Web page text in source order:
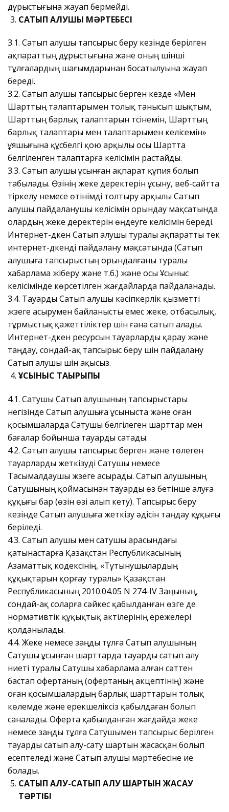
дұрыстығына жауап бермейді.
САТЫП АЛУШЫ МӘРТЕБЕСІ
3.1. Сатып алушы тапсырыс беру кезінде берілген
ақпараттың дұрыстығына және оның үшінші
тұлғалардың шағымдарынан босатылуына жауап
береді.
3.2. Сатып алушы тапсырыс берген кезде «Мен
Шарттың талаптарымен толық танысып шықтым,
Шарттың барлық талаптарын түсінемін, Шарттың
барлық талаптары мен талаптарымен келісемін»
ұяшығына құсбелгі қою арқылы осы Шартта
белгіленген талаптарға келісімін растайды.
3.3. Сатып алушы ұсынған ақпарат құпия болып
табылады. Өзінің жеке деректерін ұсыну, веб-сайтта
тіркелу немесе өтінімді толтыру арқылы Сатып
алушы пайдаланушы келісімін орындау мақсатында
олардың жеке деректерін өңдеуге келісімін береді.
Интернет-дүкен Сатып алушы туралы ақпаратты тек
интернет-дүкенді пайдалану мақсатында (Сатып
алушыға тапсырыстың орындалғаны туралы
хабарлама жіберу және т.б.) және осы Ұсыныс
келісімінде көрсетілген жағдайларда пайдаланады.
3.4. Тауарды Сатып алушы кәсіпкерлік қызметті
жүзеге асырумен байланысты емес жеке, отбасылық,
тұрмыстық қажеттіліктер үшін ғана сатып алады.
Интернет-дүкен ресурсын тауарларды қарау және
таңдау, сондай-ақ тапсырыс беру үшін пайдалану
Сатып алушы үшін ақысыз.
ҰСЫНЫС ТАҚЫРЫПЫ
4.1. Сатушы Сатып алушының тапсырыстары
негізінде Сатып алушыға ұсыныста және оған
қосымшаларда Сатушы белгілеген шарттар мен
бағалар бойынша тауарды сатады.
4.2. Сатып алушы тапсырыс берген және төлеген
тауарларды жеткізуді Сатушы немесе
Тасымалдаушы жүзеге асырады. Сатып алушының
Сатушының қоймасынан тауарды өз бетінше алуға
құқығы бар (өзін өзі алып кету). Тапсырыс беру
кезінде Сатып алушыға жеткізу әдісін таңдау құқығы
беріледі.
4.3. Сатып алушы мен сатушы арасындағы
қатынастарға Қазақстан Республикасының
Азаматтық кодексінің, «Тұтынушылардың
құқықтарын қорғау туралы» Қазақстан
Республикасының 2010.04.05 N 274-IV Заңының,
сондай-ақ соларға сәйкес қабылданған өзге де
нормативтік құқықтық актілерінің ережелері
қолданылады.
4.4. Жеке немесе заңды тұлға Сатып алушының
Сатушы ұсынған шарттарда тауарды сатып алу
ниеті туралы Сатушы хабарлама алған сәттен
бастап офертаның (офертаның акцептінің) және
оған қосымшалардың барлық шарттарын толық
көлемде және ерекшеліксіз қабылдаған болып
саналады. Оферта қабылданған жағдайда жеке
немесе заңды тұлға Сатушымен тапсырыс берілген
тауарды сатып алу-сату шартын жасасқан болып
есептеледі және Сатып алушы мәртебесіне ие
болады.
САТЫП АЛУ-САТЫП АЛУ ШАРТЫН ЖАСАУ
ТӘРТІБІ